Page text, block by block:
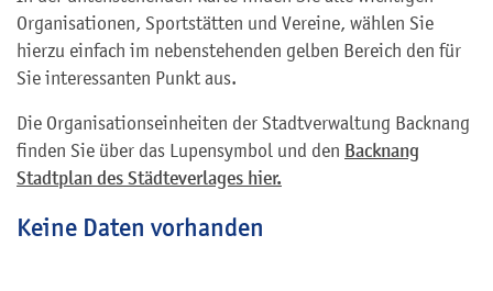
Organisationen, Sportstätten und Vereine, wählen Sie
hierzu einfach im nebenstehenden gelben Bereich den für
Sie interessanten Punkt aus.
Die Organisationseinheiten der Stadtverwaltung Backnang
finden Sie über das Lupensymbol und den Backnang
Stadtplan des Städteverlages hier.
Keine Daten vorhanden